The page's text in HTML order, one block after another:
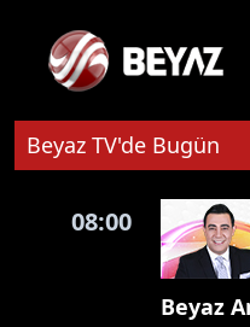
Beyaz TV'de Bugün
08:00
Beyaz